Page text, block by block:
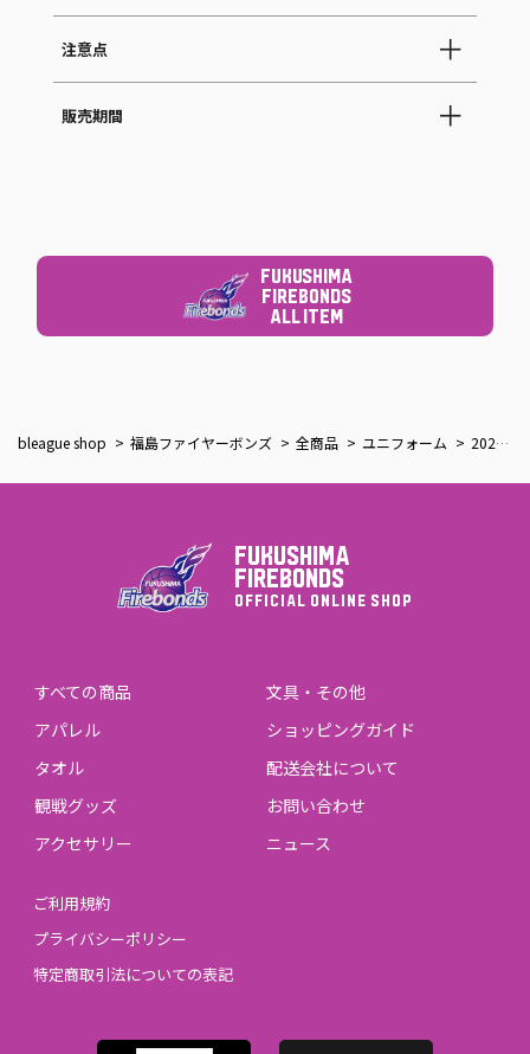
注意点
販売期間
FUKUSHIMA
FIREBONDS
ALL ITEM
bleague shop 福島ファイヤーボンズ 全商品 ユニフォーム 2026-27シーズンオーセンティックユニフォーム（選手名+選手番号）
FUKUSHIMA
FIREBONDS
OFFICIAL ONLINE SHOP
すべての商品
アパレル
タオル
観戦グッズ
アクセサリー
文具・その他
ショッピングガイド
配送会社について
お問い合わせ
ニュース
ご利用規約
プライバシーポリシー
特定商取引法についての表記